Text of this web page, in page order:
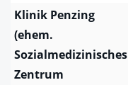
Klinik Penzing
(ehem.
Sozialmedizinisches
Zentrum